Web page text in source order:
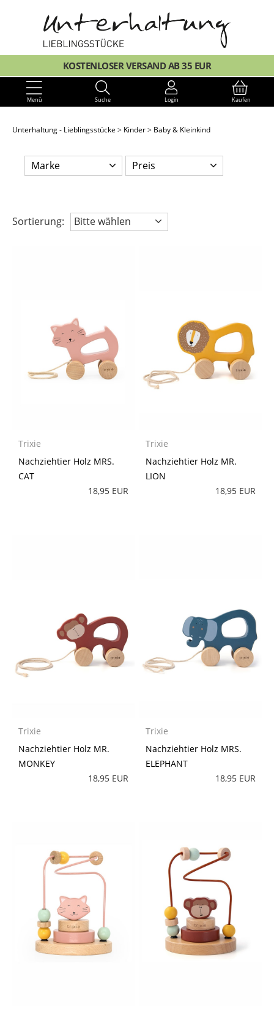
KOSTENLOSER VERSAND AB 35 EUR
Menü Suche Login Kaufen
Unterhaltung - Lieblingsstücke Kinder Baby & Kleinkind
Marke Preis
Sortierung: Bitte wählen
Trixie
Nachziehtier Holz MRS.
CAT
18,95 EUR
Trixie
Nachziehtier Holz MR.
LION
18,95 EUR
Trixie
Nachziehtier Holz MR.
MONKEY
18,95 EUR
Trixie
Nachziehtier Holz MRS.
ELEPHANT
18,95 EUR